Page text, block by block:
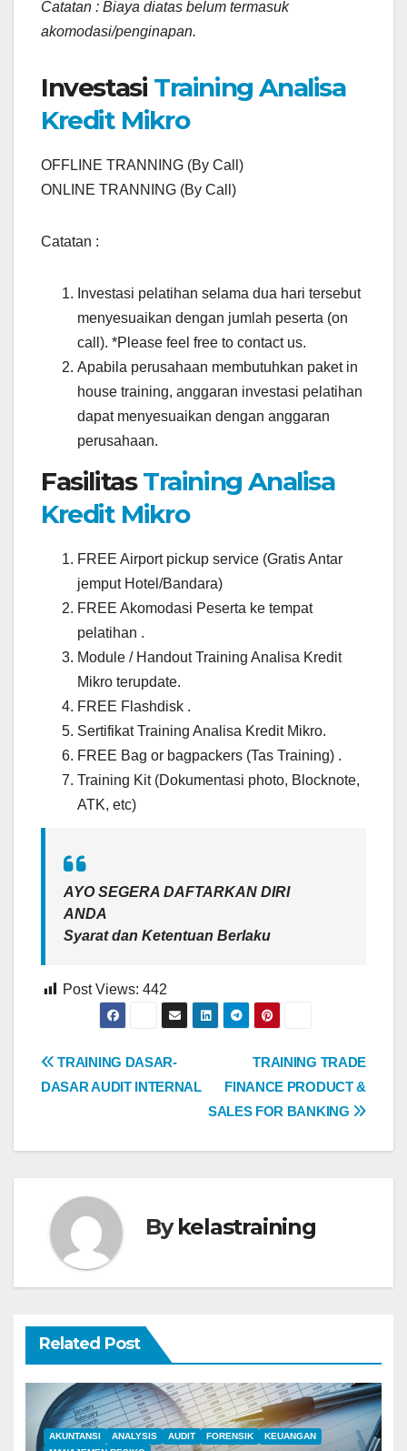
Catatan : Biaya diatas belum termasuk
akomodasi/penginapan.
Investasi Training Analisa
Kredit Mikro
OFFLINE TRANNING (By Call)
ONLINE TRANNING (By Call)
Catatan :
Investasi pelatihan selama dua hari tersebut
menyesuaikan dengan jumlah peserta (on
call). *Please feel free to contact us.
Apabila perusahaan membutuhkan paket in
house training, anggaran investasi pelatihan
dapat menyesuaikan dengan anggaran
perusahaan.
FasilitasTraining Analisa
Kredit Mikro
FREE Airport pickup service (Gratis Antar
jemput Hotel/Bandara)
FREE Akomodasi Peserta ke tempat
pelatihan .
Module / Handout Training Analisa Kredit
Mikro terupdate.
FREE Flashdisk .
Sertifikat Training Analisa Kredit Mikro.
FREE Bag or bagpackers (Tas Training) .
Training Kit (Dokumentasi photo, Blocknote,
ATK, etc)
AYO SEGERA DAFTARKAN DIRI
ANDA
Syarat dan Ketentuan Berlaku
Post Views: 442
Post
TRAINING TRADE
FINANCE PRODUCT &
SALES FOR BANKING
TRAINING DASAR-
DASAR AUDIT INTERNAL
Bykelastraining
Related Post
AKUNTANSI ANALYSIS AUDIT FORENSIK
KEUANGAN